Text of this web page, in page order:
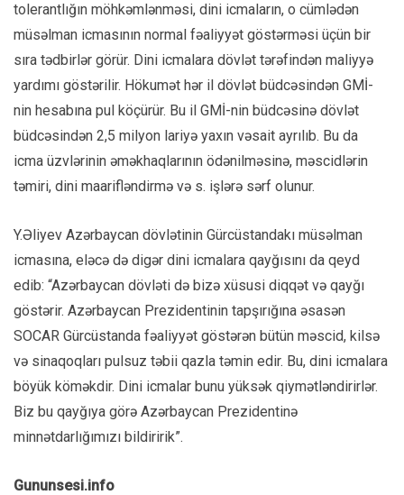
tolerantlığın möhkəmlənməsi, dini icmaların, o cümlədən
müsəlman icmasının normal fəaliyyət göstərməsi üçün bir
sıra tədbirlər görür. Dini icmalara dövlət tərəfindən maliyyə
yardımı göstərilir. Hökumət hər il dövlət büdcəsindən GMİ-
nin hesabına pul köçürür. Bu il GMİ-nin büdcəsinə dövlət
büdcəsindən 2,5 milyon lariyə yaxın vəsait ayrılıb. Bu da
icma üzvlərinin əməkhaqlarının ödənilməsinə, məscidlərin
təmiri, dini maarifləndirmə və s. işlərə sərf olunur.
Y.Əliyev Azərbaycan dövlətinin Gürcüstandakı müsəlman
icmasına, eləcə də digər dini icmalara qayğısını da qeyd
edib: “Azərbaycan dövləti də bizə xüsusi diqqət və qayğı
göstərir. Azərbaycan Prezidentinin tapşırığına əsasən
SOCAR Gürcüstanda fəaliyyət göstərən bütün məscid, kilsə
və sinaqoqları pulsuz təbii qazla təmin edir. Bu, dini icmalara
böyük köməkdir. Dini icmalar bunu yüksək qiymətləndirirlər.
Biz bu qayğıya görə Azərbaycan Prezidentinə
minnətdarlığımızı bildiririk”.
Gununsesi.info